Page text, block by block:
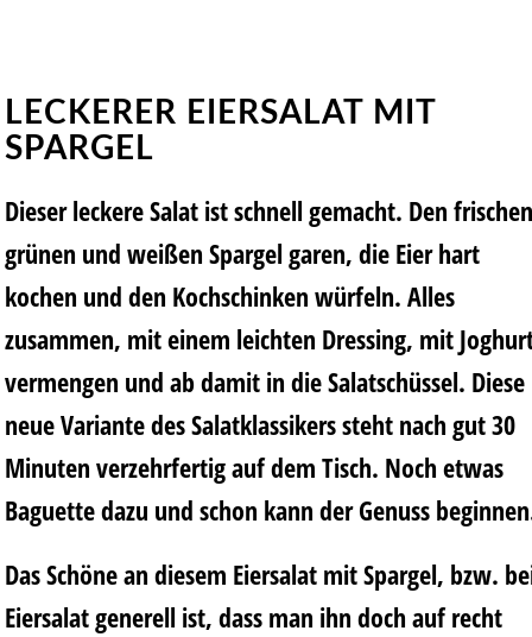
LECKERER EIERSALAT MIT
SPARGEL
Dieser leckere Salat ist schnell gemacht. Den frischen
grünen und weißen Spargel garen, die Eier hart
kochen und den Kochschinken würfeln. Alles
zusammen, mit einem leichten Dressing, mit
vermengen und ab damit in die Salatschüssel. Diese
neue Variante des Salatklassikers steht nach gut 30
Minuten verzehrfertig auf dem Tisch. Noch etwas
Baguette dazu und schon kann der Genuss
Das Schöne an diesem Eiersalat mit Spargel, bzw.
Eiersalat generell ist, dass man ihn doch auf recht